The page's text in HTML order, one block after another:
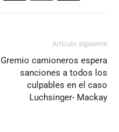
Artículo siguiente
Gremio camioneros espera
sanciones a todos los
culpables en el caso
Luchsinger- Mackay